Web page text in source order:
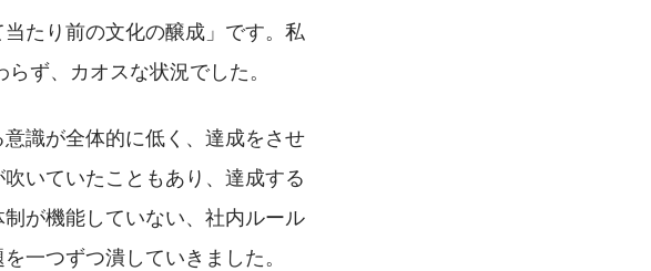
たり前の文化の醸成」です。私
ず、カオスな状況でした。
識が全体的に低く、達成をさせ
いていたこともあり、達成する
が機能していない、社内ルール
一つずつ潰していきました。